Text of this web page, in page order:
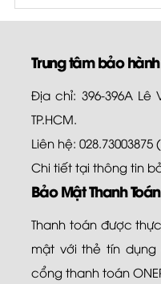
Trung tâm bảo hành
Địa chỉ: 396-396A Lê
TP.HCM.
Liên hệ: 028.73003875
Chi tiết tại thông tin
Bảo Mật Thanh Toán
Thanh toán được
mật với thẻ tín
cổng thanh toán